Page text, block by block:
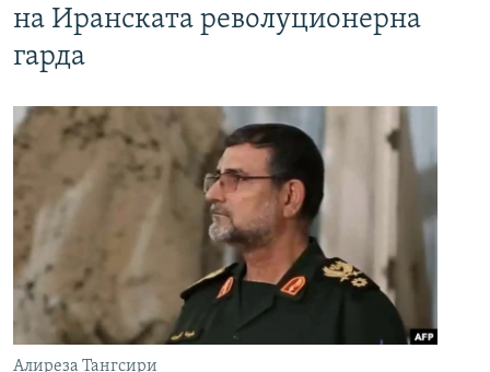
на Иранската револуционерна
гарда
Алиреза Тангсири